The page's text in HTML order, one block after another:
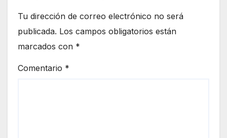
Tu dirección de correo electrónico no será
publicada. Los campos obligatorios están
marcados con *
Comentario *